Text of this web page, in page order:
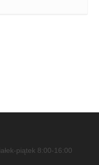
piątek 8:00-16:00